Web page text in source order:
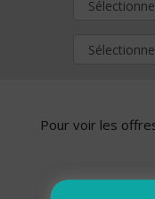
Pour voir les